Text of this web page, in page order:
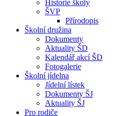
Historie školy
ŠVP
Přírodopis
Školní družina
Dokumenty
Aktuality ŠD
Kalendář akcí ŠD
Fotogalerie
Školní jídelna
Jídelní lístek
Dokumenty ŠJ
Aktuality ŠJ
Pro rodiče